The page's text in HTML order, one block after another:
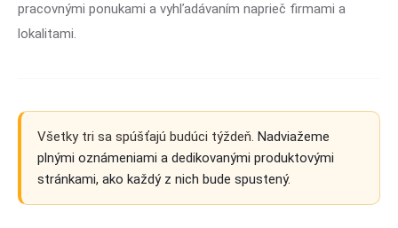
pracovnými ponukami a vyhľadávaním naprieč firmami a
lokalitami.
Všetky tri sa spúšťajú budúci týždeň. Nadviažeme
plnými oznámeniami a dedikovanými produktovými
stránkami, ako každý z nich bude spustený.